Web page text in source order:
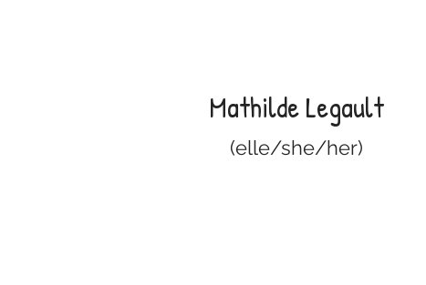
Mathilde Legault
(elle/she/her)